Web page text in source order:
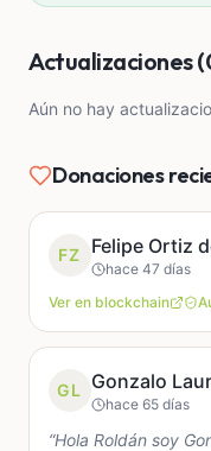
El viaje, la estadía
a ese avión.
Actualizaciones
Aún no hay
Donaciones
FZ Felipe Ortiz
hace 47 días
Ver en blockchain
GL Gonzalo
hace 65 días
“Hola Roldán soy